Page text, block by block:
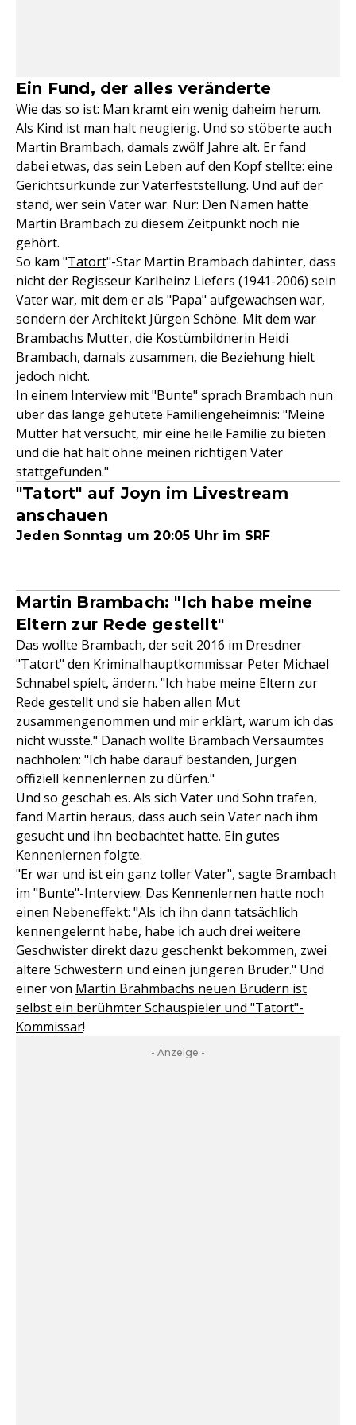
Ein Fund, der alles veränderte
Wie das so ist: Man kramt ein wenig daheim herum.
Als Kind ist man halt neugierig. Und so stöberte auch
Martin Brambach, damals zwölf Jahre alt. Er fand
dabei etwas, das sein Leben auf den Kopf stellte: eine
Gerichtsurkunde zur Vaterfeststellung. Und auf der
stand, wer sein Vater war. Nur: Den Namen hatte
Martin Brambach zu diesem Zeitpunkt noch nie
gehört.
So kam "Tatort"-Star Martin Brambach dahinter, dass
nicht der Regisseur Karlheinz Liefers (1941-2006) sein
Vater war, mit dem er als "Papa" aufgewachsen war,
sondern der Architekt Jürgen Schöne. Mit dem war
Brambachs Mutter, die Kostümbildnerin Heidi
Brambach, damals zusammen, die Beziehung hielt
jedoch nicht.
In einem Interview mit "Bunte" sprach Brambach nun
über das lange gehütete Familiengeheimnis: "Meine
Mutter hat versucht, mir eine heile Familie zu bieten
und die hat halt ohne meinen richtigen Vater
stattgefunden."
"Tatort" auf Joyn im Livestream
anschauen
Jeden Sonntag um 20:05 Uhr im SRF
Martin Brambach: "Ich habe meine
Eltern zur Rede gestellt"
Das wollte Brambach, der seit 2016 im Dresdner
"Tatort" den Kriminalhauptkommissar Peter Michael
Schnabel spielt, ändern. "Ich habe meine Eltern zur
Rede gestellt und sie haben allen Mut
zusammengenommen und mir erklärt, warum ich das
nicht wusste." Danach wollte Brambach Versäumtes
nachholen: "Ich habe darauf bestanden, Jürgen
offiziell kennenlernen zu dürfen."
Und so geschah es. Als sich Vater und Sohn trafen,
fand Martin heraus, dass auch sein Vater nach ihm
gesucht und ihn beobachtet hatte. Ein gutes
Kennenlernen folgte.
"Er war und ist ein ganz toller Vater", sagte Brambach
im "Bunte"-Interview. Das Kennenlernen hatte noch
einen Nebeneffekt: "Als ich ihn dann tatsächlich
kennengelernt habe, habe ich auch drei weitere
Geschwister direkt dazu geschenkt bekommen, zwei
ältere Schwestern und einen jüngeren Bruder." Und
einer von Martin Brahmbachs neuen Brüdern ist
selbst ein berühmter Schauspieler und "Tatort"-
Kommissar!
- Anzeige -